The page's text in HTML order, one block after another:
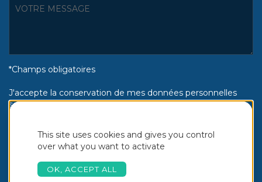
*Champs obligatoires
J'accepte la conservation de mes données personnelles
selon la politique de confidentialité Piscines Aquinox :
This site uses cookies and gives you control
over what you want to activate
OK, ACCEPT ALL